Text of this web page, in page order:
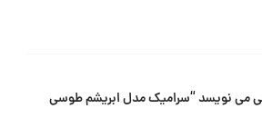
می نویسد “سرامیک مدل ابریشم طوسی